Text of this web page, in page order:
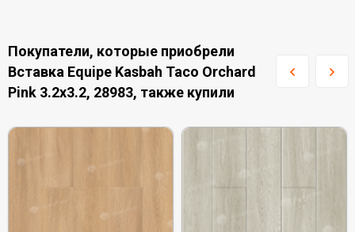
Покупатели, которые приобрели
Вставка Equipe Kasbah Taco Orchard
Pink 3.2x3.2, 28983, также купили